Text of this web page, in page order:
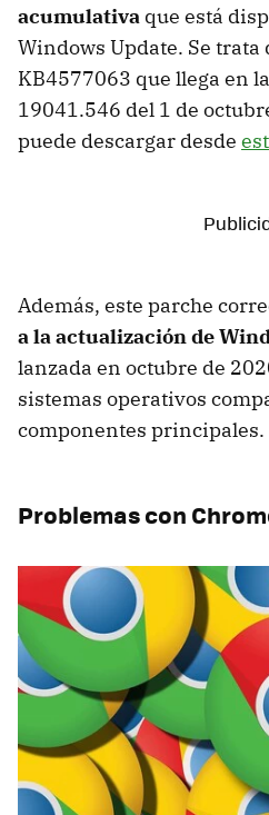
acumulativa que está
Windows Update. Se trata
KB4577063 que llega en
19041.546 del 1 de
puede descargar desde
Además, este parche
a la actualización de
lanzada en octubre de
sistemas operativos
componentes principales.
Problemas con